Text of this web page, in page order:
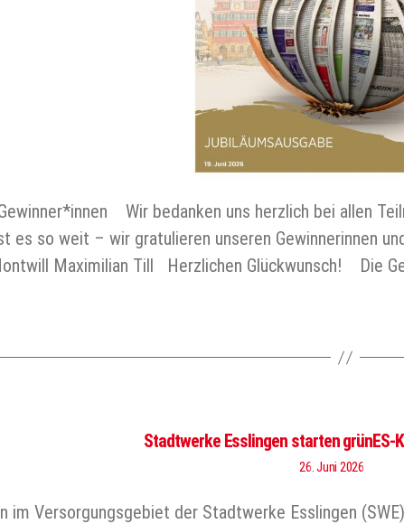
Wir bedanken uns herzlich bei allen
so weit – wir gratulieren unseren Gewinnerinnen
Maximilian Till Herzlichen Glückwunsch! Die
Stadtwerke Esslingen starten grünES-
26. Juni 2026
im Versorgungsgebiet der Stadtwerke Esslingen